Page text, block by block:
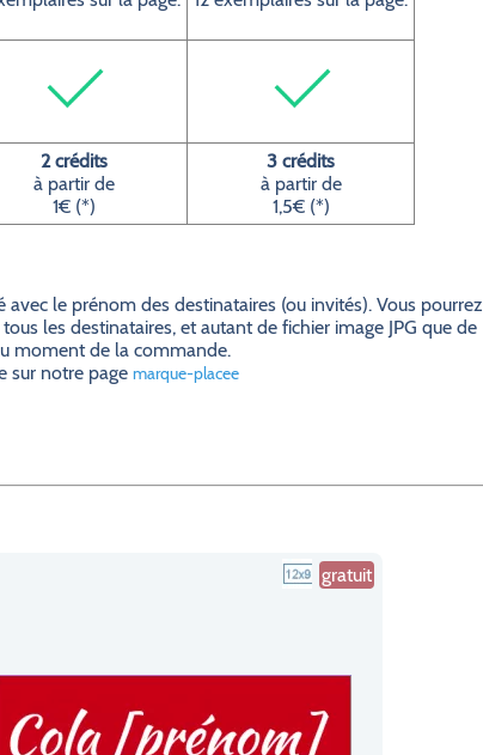
2 crédits
à partir de
1€ (*)
3 crédits
à partir de
1,5€ (*)
le prénom des destinataires (ou invités). Vous pourrez
les destinataires, et autant de fichier image JPG que de
moment de la commande.
sur notre page marque-placee
gratuit